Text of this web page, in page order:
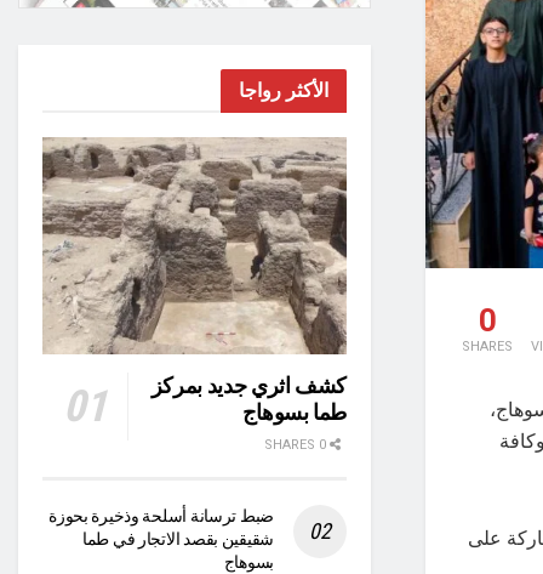
0
SHARES
على
الأكثر رواجا
كشف اثري جديد بمركز
طما بسوهاج
ضبط ترسانة أسلحة وذخيرة بحوزة
شقيقين بقصد الاتجار في طما
بسوهاج